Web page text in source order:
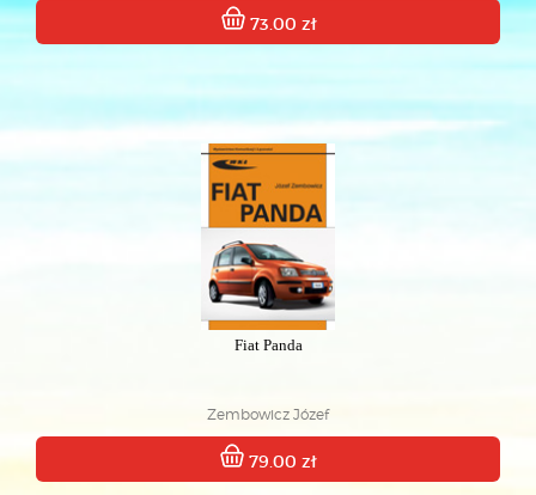
73.00 zł
Fiat Panda
Zembowicz Józef
79.00 zł